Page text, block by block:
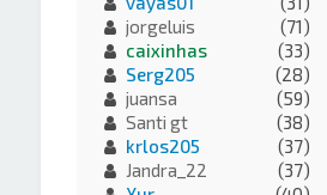
jorgeluis
(71)
caixinhas
(33)
Serg205
(28)
juansa
(59)
Santi gt
(38)
krlos205
(37)
Jandra_22
(37)